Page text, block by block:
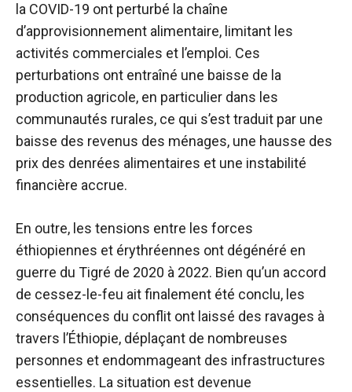
la COVID-19 ont perturbé la chaîne
d’approvisionnement alimentaire, limitant les
activités commerciales et l’emploi. Ces
perturbations ont entraîné une baisse de la
production agricole, en particulier dans les
communautés rurales, ce qui s’est traduit par une
baisse des revenus des ménages, une hausse des
prix des denrées alimentaires et une instabilité
financière accrue.
En outre, les tensions entre les forces
éthiopiennes et érythréennes ont dégénéré en
guerre du Tigré de 2020 à 2022. Bien qu’un accord
de cessez-le-feu ait finalement été conclu, les
conséquences du conflit ont laissé des ravages à
travers l’Éthiopie, déplaçant de nombreuses
personnes et endommageant des infrastructures
essentielles. La situation est devenue